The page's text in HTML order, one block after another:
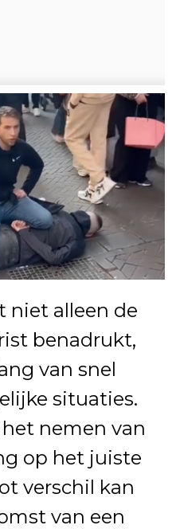
niet alleen de
benadrukt,
van snel
situaties.
nemen van
op het juiste
verschil kan
van een